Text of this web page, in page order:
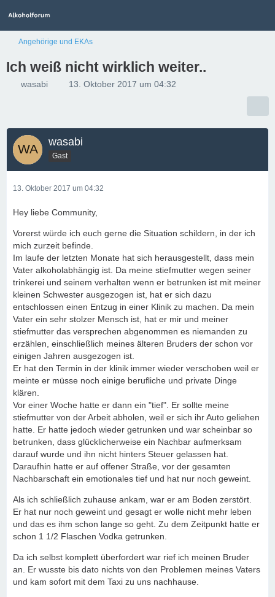
Angehörige und EKAs
Ich weiß nicht wirklich weiter..
wasabi 13. Oktober 2017 um 04:32
wasabi
Gast
13. Oktober 2017 um 04:32
Hey liebe Community,
Vorerst würde ich euch gerne die Situation schildern, in der ich
mich zurzeit befinde.
Im laufe der letzten Monate hat sich herausgestellt, dass mein
Vater alkoholabhängig ist. Da meine stiefmutter wegen seiner
trinkerei und seinem verhalten wenn er betrunken ist mit meiner
kleinen Schwester ausgezogen ist, hat er sich dazu
entschlossen einen Entzug in einer Klinik zu machen. Da mein
Vater ein sehr stolzer Mensch ist, hat er mir und meiner
stiefmutter das versprechen abgenommen es niemanden zu
erzählen, einschließlich meines älteren Bruders der schon vor
einigen Jahren ausgezogen ist.
Er hat den Termin in der klinik immer wieder verschoben weil er
meinte er müsse noch einige berufliche und private Dinge
klären.
Vor einer Woche hatte er dann ein "tief". Er sollte meine
stiefmutter von der Arbeit abholen, weil er sich ihr Auto geliehen
hatte. Er hatte jedoch wieder getrunken und war scheinbar so
betrunken, dass glücklicherweise ein Nachbar aufmerksam
darauf wurde und ihn nicht hinters Steuer gelassen hat.
Daraufhin hatte er auf offener Straße, vor der gesamten
Nachbarschaft ein emotionales tief und hat nur noch geweint.
Als ich schließlich zuhause ankam, war er am Boden zerstört.
Er hat nur noch geweint und gesagt er wolle nicht mehr leben
und das es ihm schon lange so geht. Zu dem Zeitpunkt hatte er
schon 1 1/2 Flaschen Vodka getrunken.
Da ich selbst komplett überfordert war rief ich meinen Bruder
an. Er wusste bis dato nichts von den Problemen meines Vaters
und kam sofort mit dem Taxi zu uns nachhause.